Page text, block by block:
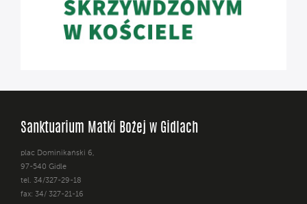
Sanktuarium Matki Bożej w Gidlach
plac Dominikański 6,
97-540 Gidle
tel. 34/327-29-18
fax: 34/ 327-21-16